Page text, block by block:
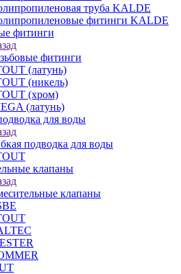
труба KALDE
фитинги KALDE
фитинги
фитинги
(латунь)
(никель)
(хром)
(латунь)
для воды
подводка для воды
клапаны
клапаны